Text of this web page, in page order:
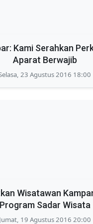
Kami Serahkan
Aparat Berwajib
23 Agustus 2016 18:00
Wisatawan
Program Sadar Wisata
Jumat, 19 Agustus 2016 20:00